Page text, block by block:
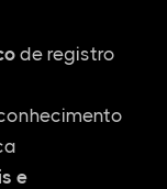
de registro
e